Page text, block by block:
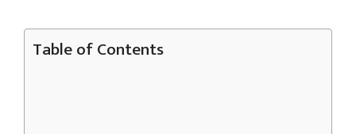
Table of Contents